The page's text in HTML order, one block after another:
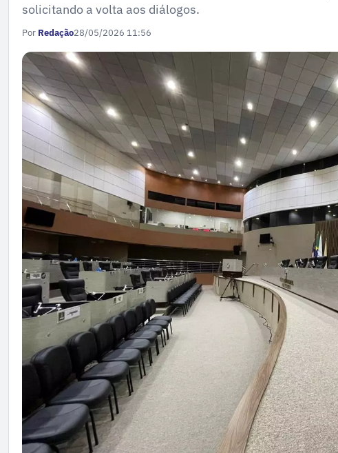
solicitando a volta aos diálogos.
Por Redação28/05/2026 11:56